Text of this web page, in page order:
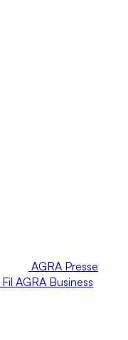
AGRA Presse
Fil AGRA Business